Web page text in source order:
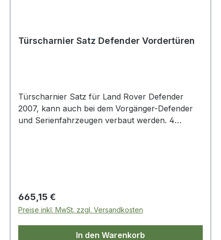
Türscharnier Satz Defender Vordertüren
Türscharnier Satz für Land Rover Defender
2007, kann auch bei dem Vorgänger-Defender
und Serienfahrzeugen verbaut werden. 4
Regulärer Preis:
665,15 €
Preise inkl. MwSt. zzgl. Versandkosten
In den Warenkorb